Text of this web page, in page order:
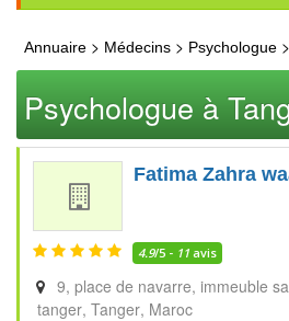
Annuaire > Médecins > Psychologue
Psychologue à
Fatima Zahra
4.9/5 - 11 avis
9, place de navarre, immeuble
tanger Tanger Maroc